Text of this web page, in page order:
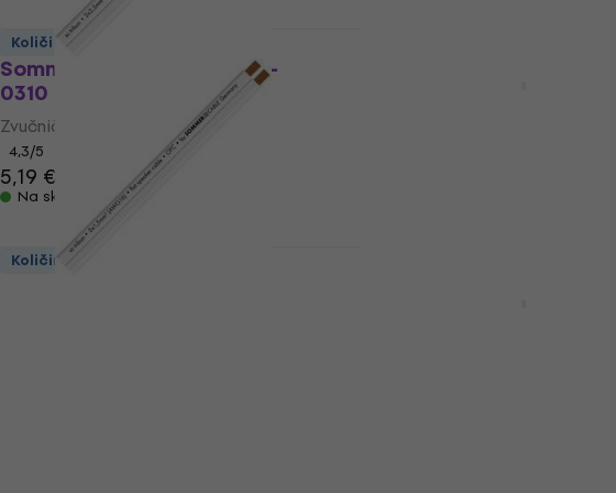
Sommer Cable Tribun 425-
0310 Zvučnički kabel
Zvučnički kabel
4,3/5
5,19 €
Na skladištu
Količinski popust
Količinski popust